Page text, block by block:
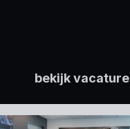
bekijk vacature